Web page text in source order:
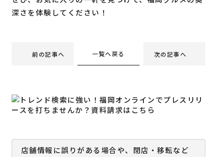
深さを体験してください！
前の記事へ 一覧へ戻る 次の記事へ
店舗情報に誤りがある場合や、閉店・移転など